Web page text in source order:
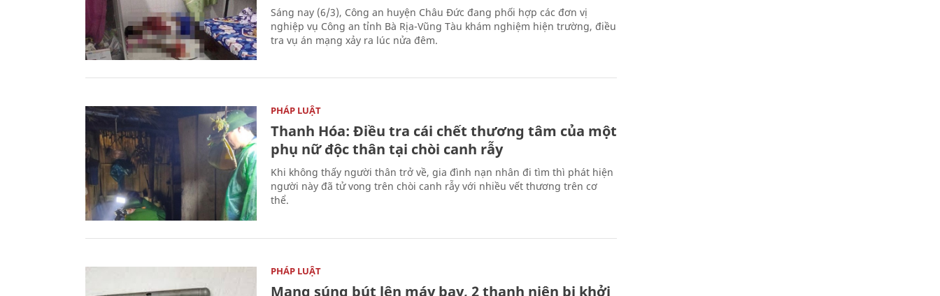
Sáng nay (6/3), Công an huyện Châu Đức đang phối hợp các đơn vị
nghiệp vụ Công an tỉnh Bà Rịa-Vũng Tàu khám nghiệm hiện trường, điều
tra vụ án mạng xảy ra lúc nửa đêm.
PHÁP LUẬT
Thanh Hóa: Điều tra cái chết thương tâm của một
phụ nữ độc thân tại chòi canh rẫy
Khi không thấy người thân trở về, gia đình nạn nhân đi tìm thì phát hiện
người này đã tử vong trên chòi canh rẫy với nhiều vết thương trên cơ
thể.
PHÁP LUẬT
Mang súng bút lên máy bay, 2 thanh niên bị khởi